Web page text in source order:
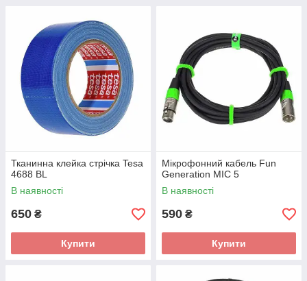
Тканинна клейка стрічка Tesa
4688 BL
В наявності
650 ₴
Купити
Мікрофонний кабель Fun
Generation MIC 5
В наявності
590 ₴
Купити